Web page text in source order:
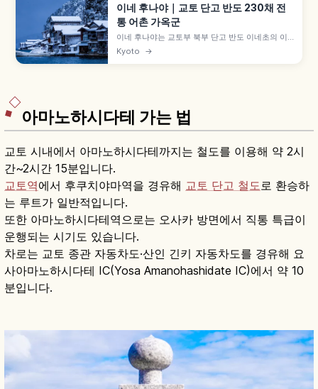
이네 후나야｜교토 단고 반도 230채 전
통 어촌 가옥군
이네 후나야는 교토부 북부 단고 반도 이네초의 이
네만 해안선을 따라 늘어선 전통 가옥군으로, 1층은
배 보관 창고, 2층은 주거인 독특한 구조입니다. 만
Kyoto →
아마노하시다테 가는 법
교토 시내에서 아마노하시다테까지는 철도를 이용해 약 2시
간~2시간 15분입니다.
교토역에서 후쿠치야마역을 경유해 교토 단고 철도 로 환승하
는 루트가 일반적입니다.
또한 아마노하시다테역으로는 오사카 방면에서 직통 특급이
운행되는 시기도 있습니다.
차로는 교토 종관 자동차도·산인 긴키 자동차도를 경유해 요
사아마노하시다테 IC(Yosa Amanohashidate IC)에서 약 10
분입니다.